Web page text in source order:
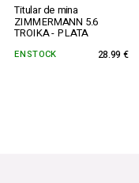
Titular de mina
ZIMMERMANN 5.6
TROIKA - PLATA
EN STOCK 28.99 €